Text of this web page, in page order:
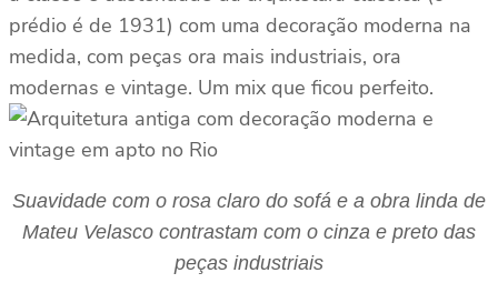
prédio é de 1931) com uma decoração moderna na
medida, com peças ora mais industriais, ora
modernas e vintage. Um mix que ficou perfeito.
Suavidade com o rosa claro do sofá e a obra linda de
Mateu Velasco contrastam com o cinza e preto das
peças industriais